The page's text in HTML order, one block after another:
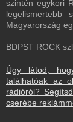
szintén egykori
legelismertebb
Magyarország
BDPST ROCK
Úgy látod,
találhatóak az
rádióról?
cserébe